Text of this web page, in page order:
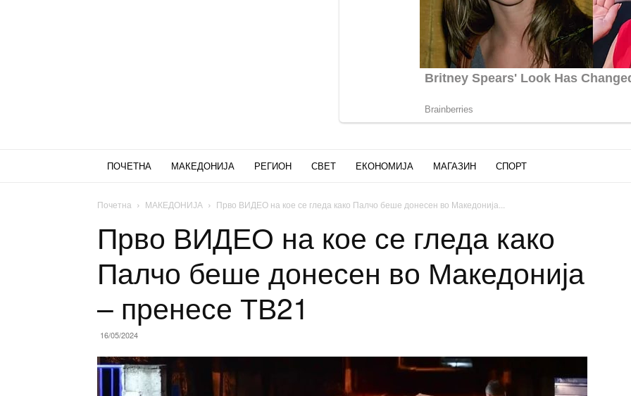
ПОЧЕТНА МАКЕДОНИЈА РЕГИОН СВЕТ ЕКОНОМИЈА МАГАЗИН СПОРТ
Почетна МАКЕДОНИЈА Прво ВИДЕО на кое се гледа како Палчо беше донесен во Македонија...
Прво ВИДЕО на кое се гледа како
Палчо беше донесен во Македонија
– пренесе ТВ21
16/05/2024